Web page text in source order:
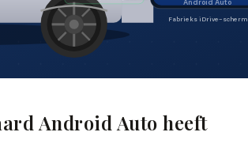
Android Auto
Fabrieks iDrive-scherm
Android Auto heeft